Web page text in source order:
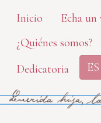
Skip
main
content
Inicio Echa un
¿Quiénes somos?
Dedicatoria
ES